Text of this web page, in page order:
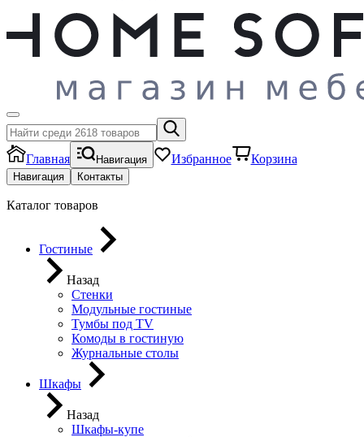
Главная Навигация Избранное Корзина
Навигация Контакты
Каталог товаров
Гостиные
Назад
Стенки
Модульные гостиные
Тумбы под ТV
Комоды в гостиную
Журнальные столы
Шкафы
Назад
Шкафы-купе